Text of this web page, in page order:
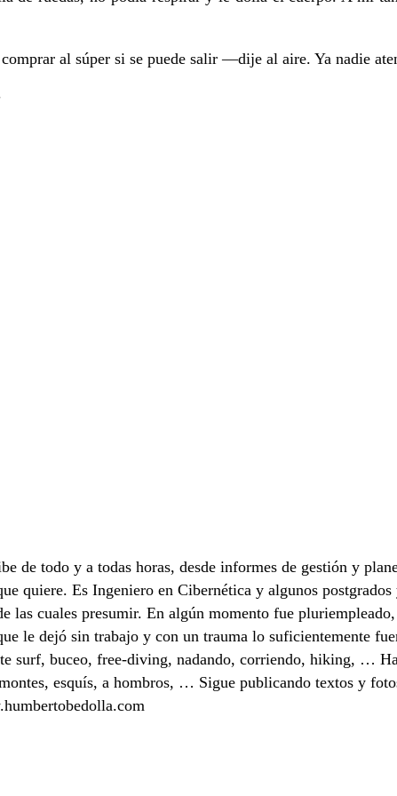
al súper si se puede salir —dije al aire. Ya nadie
de todo y a todas horas, desde informes de gestión y
quiere. Es Ingeniero en Cibernética y algunos
las cuales presumir. En algún momento fue
le dejó sin trabajo y con un trauma lo suficientemente
surf, buceo, free-diving, nadando, corriendo, hiking, …
esquís, a hombros, … Sigue publicando textos y